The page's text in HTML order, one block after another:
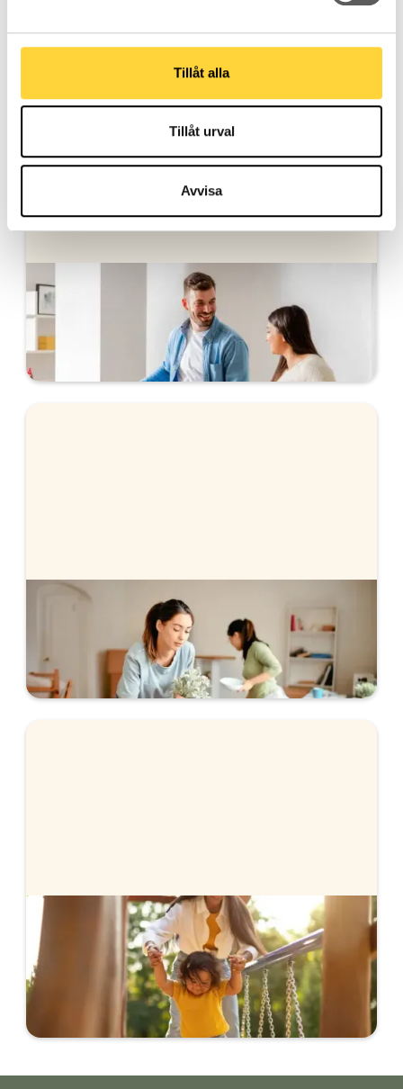
Tillåt alla
Tillåt urval
Avvisa
Andra intressanta ämnen
Bolån när du köper bostad
Vi hjälper dig med bolånet när du köper bostad.
Ansök helt digitalt och få svar direkt.
Rörlig eller bunden ränta
Är det bäst att välja rörlig eller bunden ränta just
nu? Vi går igenom hur du kan tänka när du väljer.
Budget inför köpet, köpa eller sälja först och tips
inför budgivningen. Lär dig allt som är viktigt när
man köper bostad i vår köpguide.